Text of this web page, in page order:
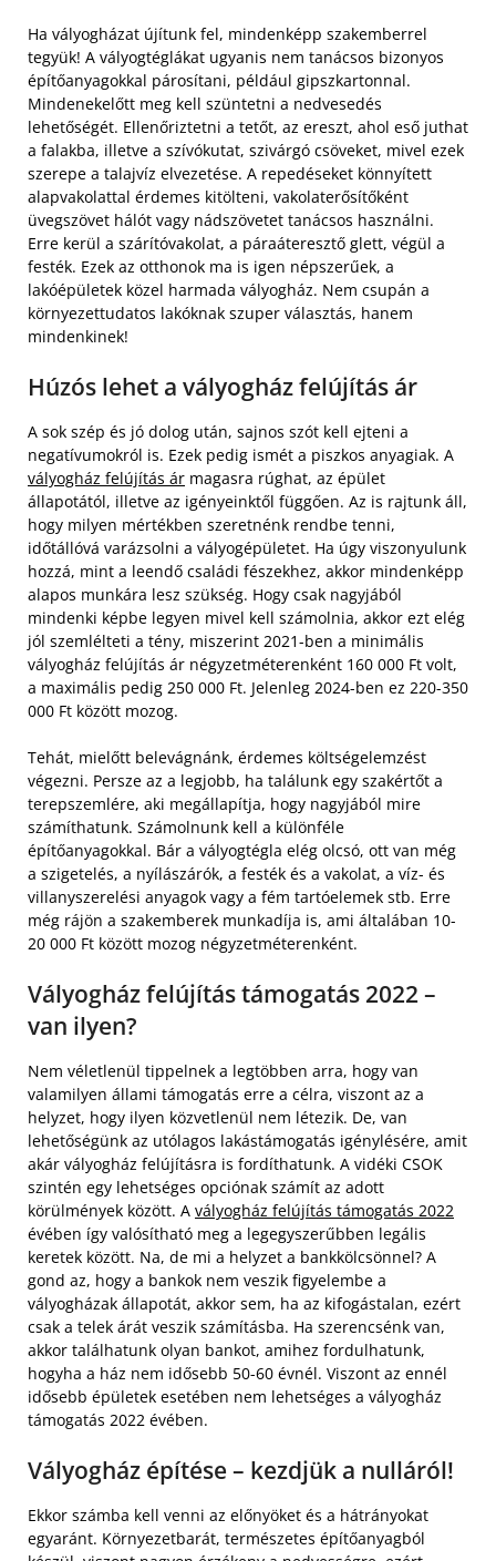
Ha vályogházat újítunk fel, mindenképp szakemberrel
tegyük! A vályogtéglákat ugyanis nem tanácsos bizonyos
építőanyagokkal párosítani, például gipszkartonnal.
Mindenekelőtt meg kell szüntetni a nedvesedés
lehetőségét. Ellenőriztetni a tetőt, az ereszt, ahol eső juthat
a falakba, illetve a szívókutat, szivárgó csöveket, mivel ezek
szerepe a talajvíz elvezetése. A repedéseket könnyített
alapvakolattal érdemes kitölteni, vakolaterősítőként
üvegszövet hálót vagy nádszövetet tanácsos használni.
Erre kerül a szárítóvakolat, a páraáteresztő glett, végül a
festék. Ezek az otthonok ma is igen népszerűek, a
lakóépületek közel harmada vályogház. Nem csupán a
környezettudatos lakóknak szuper választás, hanem
mindenkinek!
Húzós lehet a vályogház felújítás ár
A sok szép és jó dolog után, sajnos szót kell ejteni a
negatívumokról is. Ezek pedig ismét a piszkos anyagiak. A
vályogház felújítás ár magasra rúghat, az épület
állapotától, illetve az igényeinktől függően. Az is rajtunk áll,
hogy milyen mértékben szeretnénk rendbe tenni,
időtállóvá varázsolni a vályogépületet. Ha úgy viszonyulunk
hozzá, mint a leendő családi fészekhez, akkor mindenképp
alapos munkára lesz szükség. Hogy csak nagyjából
mindenki képbe legyen mivel kell számolnia, akkor ezt elég
jól szemlélteti a tény, miszerint 2021-ben a minimális
vályogház felújítás ár négyzetméterenként 160 000 Ft volt,
a maximális pedig 250 000 Ft. Jelenleg 2024-ben ez 220-350
000 Ft között mozog.
Tehát, mielőtt belevágnánk, érdemes költségelemzést
végezni. Persze az a legjobb, ha találunk egy szakértőt a
terepszemlére, aki megállapítja, hogy nagyjából mire
számíthatunk. Számolnunk kell a különféle
építőanyagokkal. Bár a vályogtégla elég olcsó, ott van még
a szigetelés, a nyílászárók, a festék és a vakolat, a víz- és
villanyszerelési anyagok vagy a fém tartóelemek stb. Erre
még rájön a szakemberek munkadíja is, ami általában 10-
20 000 Ft között mozog négyzetméterenként.
Vályogház felújítás támogatás 2022 –
van ilyen?
Nem véletlenül tippelnek a legtöbben arra, hogy van
valamilyen állami támogatás erre a célra, viszont az a
helyzet, hogy ilyen közvetlenül nem létezik. De, van
lehetőségünk az utólagos lakástámogatás igénylésére, amit
akár vályogház felújításra is fordíthatunk. A vidéki CSOK
szintén egy lehetséges opciónak számít az adott
körülmények között. A vályogház felújítás támogatás 2022
évében így valósítható meg a legegyszerűbben legális
keretek között. Na, de mi a helyzet a bankkölcsönnel? A
gond az, hogy a bankok nem veszik figyelembe a
vályogházak állapotát, akkor sem, ha az kifogástalan, ezért
csak a telek árát veszik számításba. Ha szerencsénk van,
akkor találhatunk olyan bankot, amihez fordulhatunk,
hogyha a ház nem idősebb 50-60 évnél. Viszont az ennél
idősebb épületek esetében nem lehetséges a vályogház
támogatás 2022 évében.
Vályogház építése – kezdjük a nulláról!
Ekkor számba kell venni az előnyöket és a hátrányokat
egyaránt. Környezetbarát, természetes építőanyagból